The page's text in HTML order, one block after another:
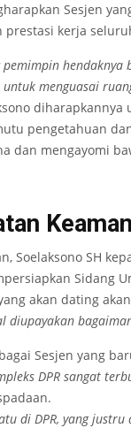
Sesjen
prestasi kerja
pemimpin
menguasai
pengetahuan
dan mengayomi
Soelaksono SH
Sidang
akan dating
diupayakan
Sesjen yang
DPR sangat
di DPR, yang